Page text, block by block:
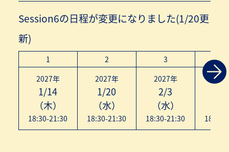
Session6の日程が変更になりました(1/20更
新)
1 2 3
2027年
1/14
（木）
18:30-21:30
2027年
1/20
（水）
18:30-21:30
2027年
2/3
（水）
18:30-21:30 18:30-